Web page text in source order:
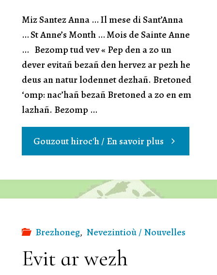
Miz Santez Anna … Il mese di Sant’Anna
… St Anne’s Month … Mois de Sainte Anne
… Bezomp tud vev « Pep den a zo un
dever evitañ bezañ den hervez ar pezh he
deus an natur lodennet dezhañ. Bretoned
‘omp: nac’hañ bezañ Bretoned a zo en em
lazhañ. Bezomp …
Gouzout hiroc'h / En savoir plus"Miz
Anna"
Brezhoneg, Nevezintioù / Nouvelles
Evit ar wezh